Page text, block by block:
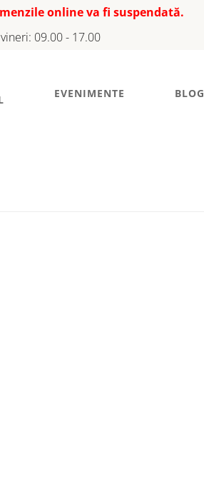
online va fi suspendată.
09.00 - 17.00
EVENIMENTE BLOG